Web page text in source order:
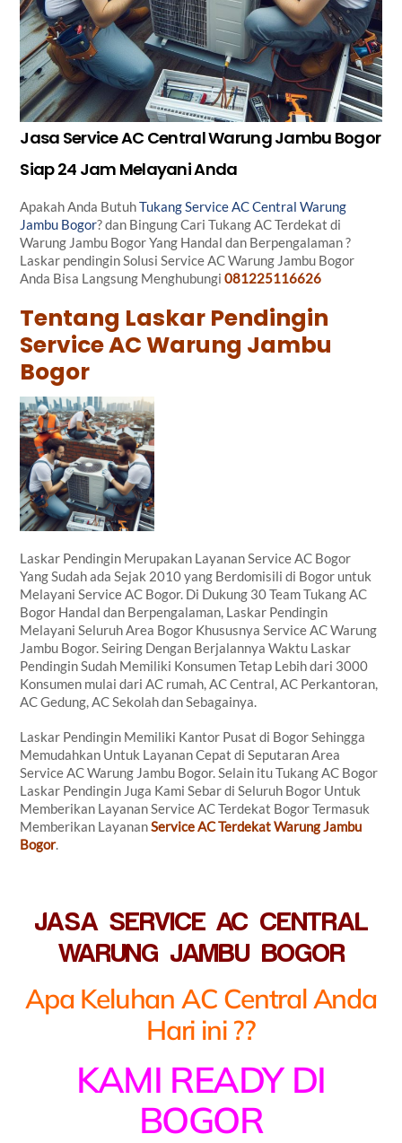
Jasa Service AC Central Warung Jambu Bogor
Siap 24 Jam Melayani Anda
Apakah Anda ButuhTukang Service AC Central Warung
Jambu Bogor? dan Bingung Cari Tukang AC Terdekat di
Warung Jambu Bogor Yang Handal dan Berpengalaman ?
Laskar pendingin Solusi Service AC Warung Jambu Bogor
Anda Bisa Langsung Menghubungi081225116626
Tentang Laskar Pendingin
Service AC Warung Jambu
Bogor
Laskar Pendingin Merupakan Layanan Service AC Bogor
Yang Sudah ada Sejak 2010 yang Berdomisili di Bogor untuk
Melayani Service AC Bogor. Di Dukung 30 Team Tukang AC
Bogor Handal dan Berpengalaman, Laskar Pendingin
Melayani Seluruh Area Bogor Khususnya Service AC Warung
Jambu Bogor. Seiring Dengan Berjalannya Waktu Laskar
Pendingin Sudah Memiliki Konsumen Tetap Lebih dari 3000
Konsumen mulai dari AC rumah, AC Central, AC Perkantoran,
AC Gedung, AC Sekolah dan Sebagainya.
Laskar Pendingin Memiliki Kantor Pusat di Bogor Sehingga
Memudahkan Untuk Layanan Cepat di Seputaran Area
Service AC Warung Jambu Bogor. Selain itu Tukang AC Bogor
Laskar Pendingin Juga Kami Sebar di Seluruh Bogor Untuk
Memberikan Layanan Service AC Terdekat Bogor Termasuk
Memberikan LayananService AC Terdekat Warung Jambu
Bogor.
JASA SERVICE AC CENTRAL
WARUNG JAMBU BOGOR
Apa Keluhan AC Central Anda
Hari ini ??
KAMI READY DI
BOGOR